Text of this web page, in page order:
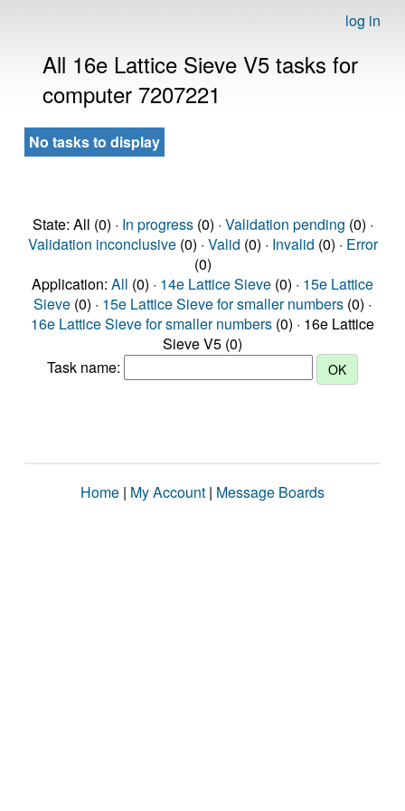
log in
All 16e Lattice Sieve V5 tasks for
computer 7207221
No tasks to display
State: All (0) · In progress(0) · Validation pending (0) ·
Validation inconclusive(0) · Valid (0) · Invalid (0) · Error
(0)
Application: All (0) · 14e Lattice Sieve (0) · 15e Lattice
Sieve (0) · 15e Lattice Sieve for smaller numbers (0) ·
16e Lattice Sieve for smaller numbers (0) · 16e Lattice
Sieve V5 (0)
Task name:
Home | My Account | Message Boards